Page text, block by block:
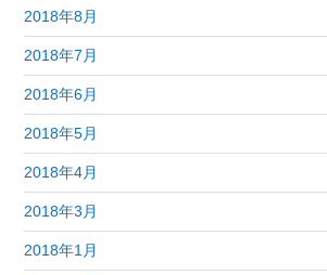
2018年8月
2018年7月
2018年6月
2018年5月
2018年4月
2018年3月
2018年1月